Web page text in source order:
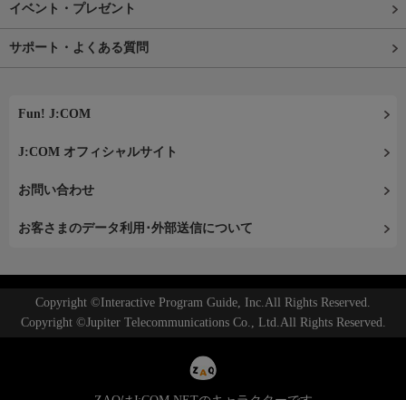
イベント・プレゼント
サポート・よくある質問
Fun! J:COM
J:COM オフィシャルサイト
お問い合わせ
お客さまのデータ利用･外部送信について
Copyright ©Interactive Program Guide, Inc.All Rights Reserved.
Copyright ©Jupiter Telecommunications Co., Ltd.All Rights Reserved.